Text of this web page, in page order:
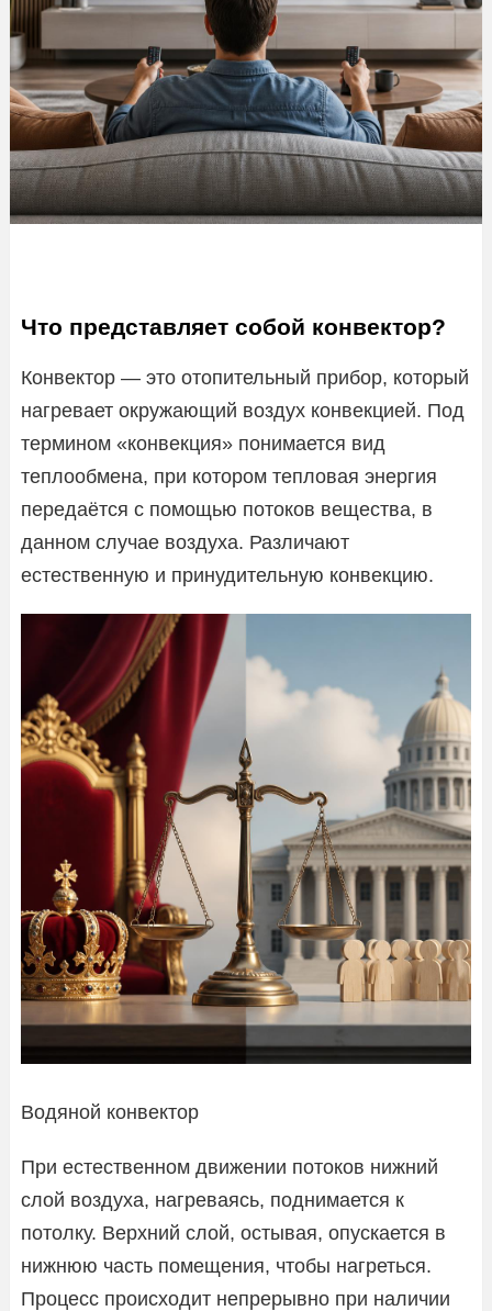
Что представляет собой конвектор?
Конвектор — это отопительный прибор, который
нагревает окружающий воздух конвекцией. Под
термином «конвекция» понимается вид
теплообмена, при котором тепловая энергия
передаётся с помощью потоков вещества, в
данном случае воздуха. Различают
естественную и принудительную конвекцию.
Водяной конвектор
При естественном движении потоков нижний
слой воздуха, нагреваясь, поднимается к
потолку. Верхний слой, остывая, опускается в
нижнюю часть помещения, чтобы нагреться.
Процесс происходит непрерывно при наличии